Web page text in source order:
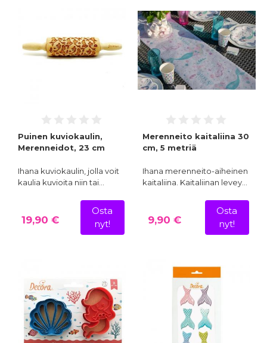
Puinen kuviokaulin,
Merenneidot, 23 cm
Ihana kuviokaulin, jolla voit
kaulia kuvioita niin tai…
19,90 €
Osta
nyt!
Merenneito kaitaliina 30
cm, 5 metriä
Ihana merenneito-aiheinen
kaitaliina. Kaitaliinan levey…
9,90 €
Osta
nyt!